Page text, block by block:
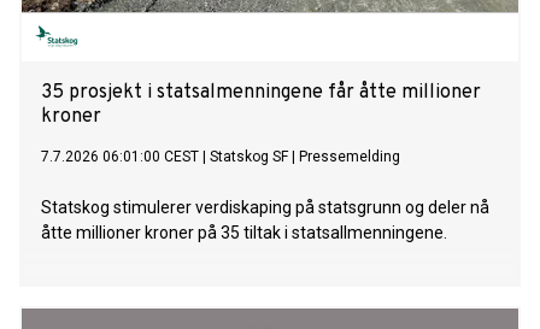
35 prosjekt i statsalmenningene får åtte millioner
kroner
7.7.2026 06:01:00 CEST Statskog SF| Pressemelding
Statskog stimulerer verdiskaping på statsgrunn og deler nå
åtte millioner kroner på 35 tiltak i statsallmenningene.